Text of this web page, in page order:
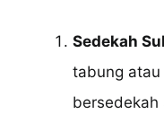
Sedekah
tabung atau
bersedekah